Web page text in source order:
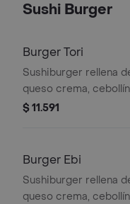
Sushi Burger
Burger Tori
Sushiburger rellena
queso crema,
fusionando sabores
$ 11.591
Burger Ebi
Sushiburger rellena
queso crema,